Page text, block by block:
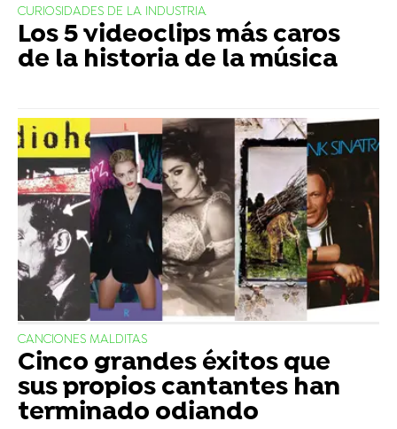
CURIOSIDADES DE LA INDUSTRIA
Los 5 videoclips más caros
de la historia de la música
CANCIONES MALDITAS
Cinco grandes éxitos que
sus propios cantantes han
terminado odiando